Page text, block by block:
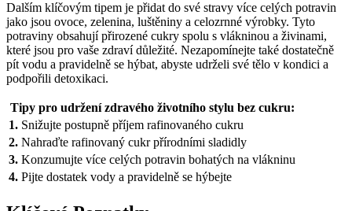
Dalším klíčovým tipem je přidat do své stravy více celých potravin
jako jsou ovoce, zelenina, luštěniny a celozrnné výrobky. Tyto
potraviny obsahují přirozené cukry spolu s vlákninou a živinami,
které jsou pro vaše zdraví důležité. Nezapomínejte také dostatečně
pít vodu a pravidelně se hýbat, abyste udrželi své tělo v kondici a
podpořili detoxikaci.
Tipy pro udržení zdravého životního stylu bez cukru:
1. Snižujte postupně příjem rafinovaného cukru
2. Nahraďte rafinovaný cukr přírodními sladidly
3. Konzumujte více celých potravin bohatých na vlákninu
4. Pijte dostatek vody a pravidelně se hýbejte